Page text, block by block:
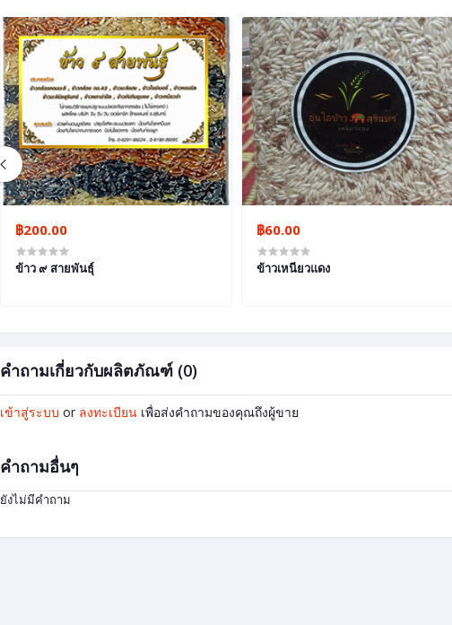
฿200.00
ข้าว ๙ สายพันธุ์
฿60.00
ข้าวเหนียวแดง
คำถามเกี่ยวกับผลิตภัณฑ์ (0)
เข้าสู่ระบบ or ลงทะเบียน เพื่อส่งคำถามของคุณถึงผู้ขาย
คำถามอื่นๆ
ยังไม่มีคำถาม